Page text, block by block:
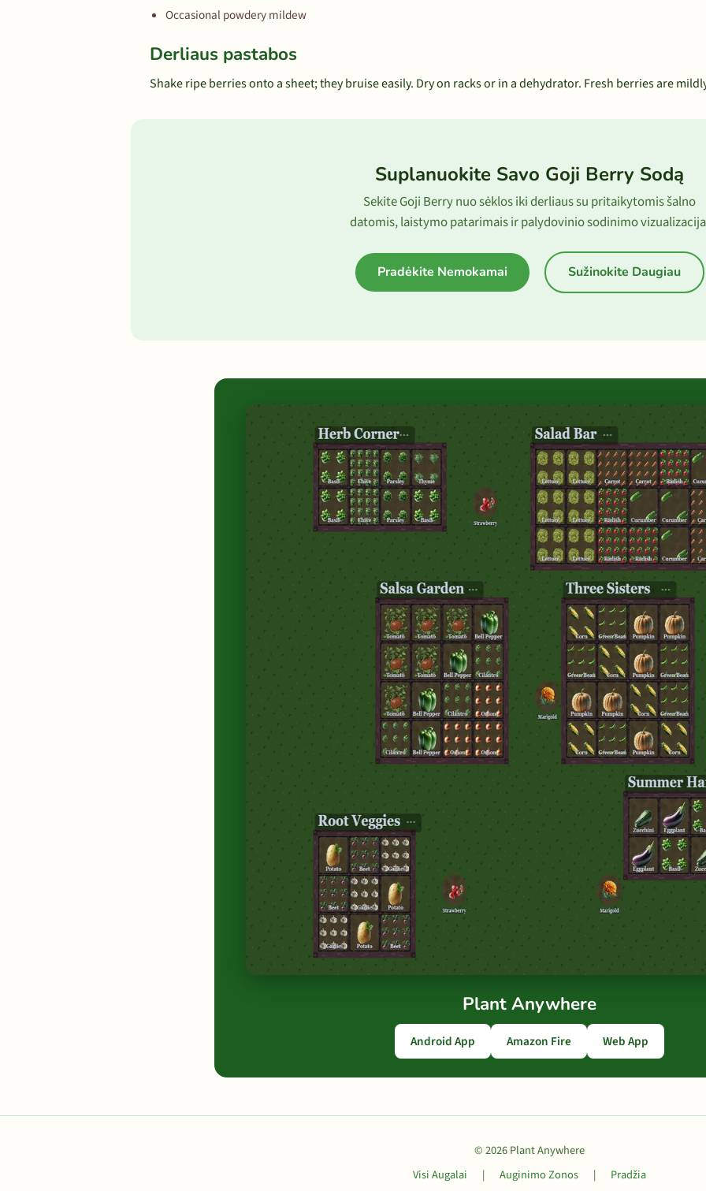
Occasional powdery mildew
Derliaus pastabos
Shake ripe berries onto a sheet; they bruise easily. Dry on racks or in a dehydrator. Fresh berries are
Suplanuokite Savo Goji Berry Sodą
Sekite Goji Berry nuo sėklos iki derliaus su pritaikytomis šalno
datomis, laistymo patarimais ir palydovinio sodinimo
Pradėkite Nemokamai Sužinokite Daugiau
Plant Anywhere
Android App Amazon Fire Web App
© 2026 Plant Anywhere
Visi Augalai
| Auginimo Zonos | Pradžia